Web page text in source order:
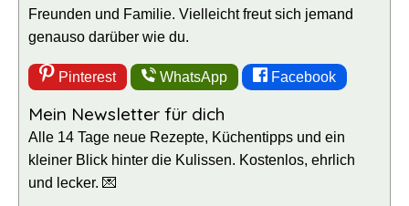
Freunden und Familie. Vielleicht freut sich jemand
genauso darüber wie du.
Pinterest WhatsApp Facebook
Mein Newsletter für dich
Alle 14 Tage neue Rezepte, Küchentipps und ein
kleiner Blick hinter die Kulissen. Kostenlos, ehrlich
und lecker. 💌